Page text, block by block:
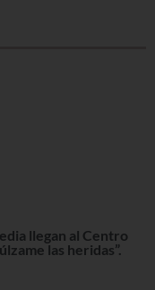
llegan al Centro
las heridas”.